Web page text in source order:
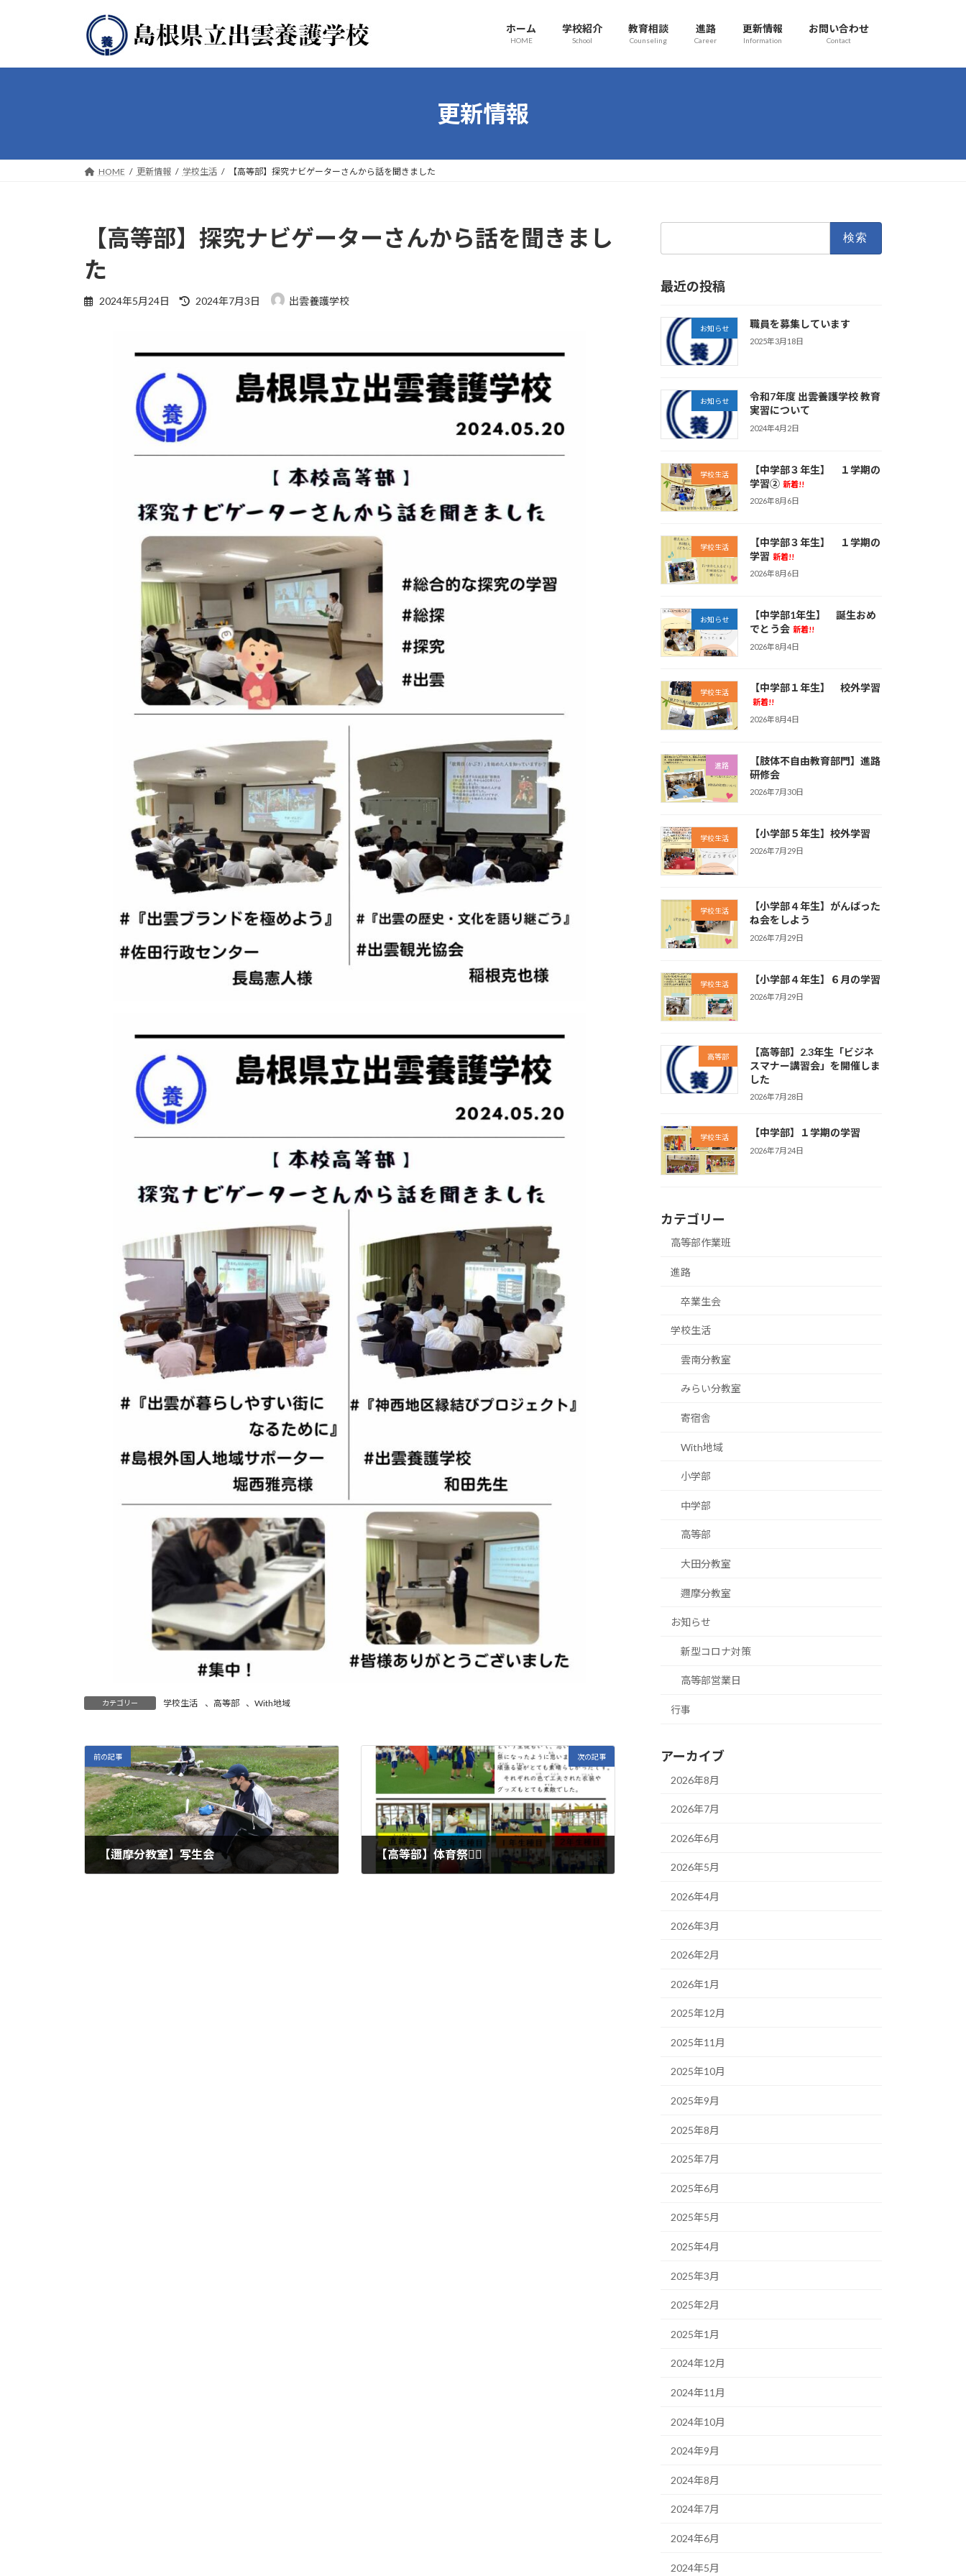
プ
動
ホーム
HOME
学校紹介
School
教育相談
Counseling
進路
Career
更新情報
Information
お問い合わせ
Contact
更新情報
HOME 更新情報 学校生活 【高等部】探究ナビゲーターさんから話を聞きました
【高等部】探究ナビゲーターさんから話を聞きまし
た
2024年5月24日
最
日
:
2024年7月3日 出雲養護学校
カテゴリー 学校生活 、 高等部 、With地域
前の記事
【邇摩分教室】写生会
次の記事
【高等部】体育祭🏳‍🌈
最近の投稿
お知らせ 職員を募集しています
2025年3月18日
お知らせ
令和7年度 出雲養護学校 教育
実習について
2024年4月2日
学校生活
【中学部３年生】 １学期の
学習② 新着!!
2026年8月6日
学校生活
【中学部３年生】 １学期の
学習 新着!!
2026年8月6日
お知らせ
【中学部1年生】 誕生おめ
でとう会 新着!!
2026年8月4日
学校生活 【中学部１年生】 校外学習
新着!!
2026年8月4日
進路
【肢体不自由教育部門】進路
研修会
2026年7月30日
学校生活 【小学部５年生】校外学習
2026年7月29日
学校生活
【小学部４年生】がんばった
ね会をしよう
2026年7月29日
学校生活 【小学部４年生】６月の学習
2026年7月29日
高等部
【高等部】2.3年生「ビジネ
スマナー講習会」を開催しま
した
2026年7月28日
学校生活 【中学部】１学期の学習
2026年7月24日
カテゴリー
高等部作業班
進路
卒業生会
学校生活
雲南分教室
みらい分教室
寄宿舎
With地域
小学部
中学部
高等部
大田分教室
邇摩分教室
お知らせ
新型コロナ対策
高等部営業日
行事
アーカイブ
2026年8月
2026年7月
2026年6月
2026年5月
2026年4月
2026年3月
2026年2月
2026年1月
2025年12月
2025年11月
2025年10月
2025年9月
2025年8月
2025年7月
2025年6月
2025年5月
2025年4月
2025年3月
2025年2月
2025年1月
2024年12月
2024年11月
2024年10月
2024年9月
2024年8月
2024年7月
2024年6月
2024年5月